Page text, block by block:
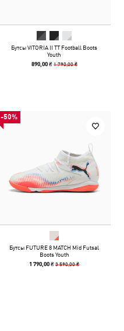
Бутсы VITORIA II TT Football Boots
Youth
890,00 ₴ 1 790,00 ₴
-50%
Бутсы FUTURE 8 MATCH Mid Futsal
Boots Youth
1 790,00 ₴3 590,00 ₴